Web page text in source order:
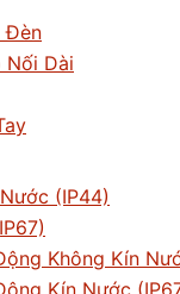
Đèn
Nối Dài
(IP44)
Không Kín